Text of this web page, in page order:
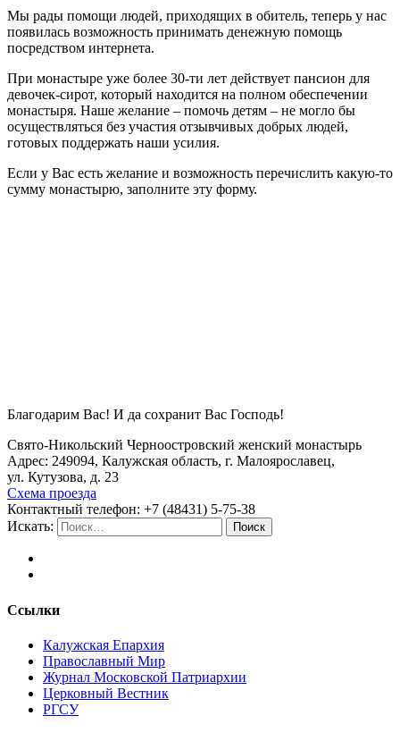
Мы рады помощи людей, приходящих в обитель, теперь у нас
появилась возможность принимать денежную помощь
посредством интернета.
При монастыре уже более 30-ти лет действует пансион для
девочек-сирот, который находится на полном обеспечении
монастыря. Наше желание – помочь детям – не могло бы
осуществляться без участия отзывчивых добрых людей,
готовых поддержать наши усилия.
Если у Вас есть желание и возможность перечислить какую-то
сумму монастырю, заполните эту форму.
Благодарим Вас! И да сохранит Вас Господь!
Свято-Никольский Черноостровский женский монастырь
Адрес: 249094, Калужская область, г. Малоярославец,
ул. Кутузова, д. 23
Схема проезда
Контактный телефон: +7 (48431) 5-75-38
Искать:
Поиск
Ссылки
Калужская Епархия
Православный Мир
Журнал Московской Патриархии
Церковный Вестник
РГСУ